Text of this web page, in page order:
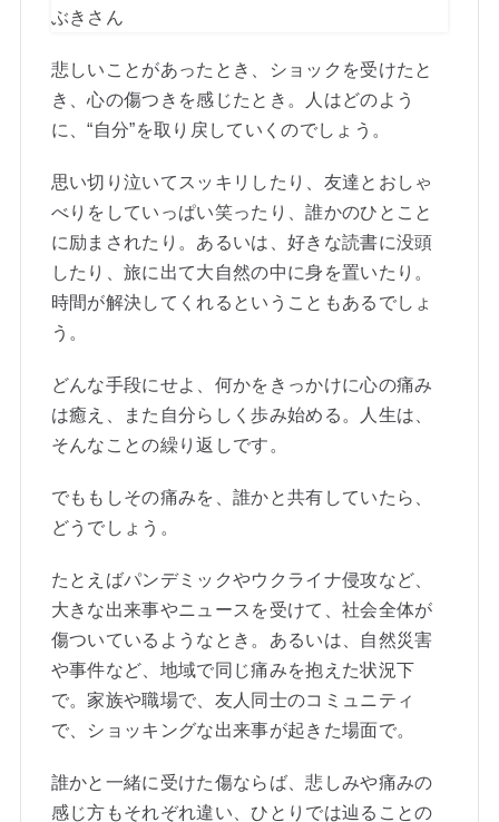
悲しいことがあったとき、ショックを受けたと
き、心の傷つきを感じたとき。人はどのよう
に、“自分”を取り戻していくのでしょう。
思い切り泣いてスッキリしたり、友達とおしゃ
べりをしていっぱい笑ったり、誰かのひとこと
に励まされたり。あるいは、好きな読書に没頭
したり、旅に出て大自然の中に身を置いたり。
時間が解決してくれるということもあるでしょ
う。
どんな手段にせよ、何かをきっかけに心の痛み
は癒え、また自分らしく歩み始める。人生は、
そんなことの繰り返しです。
でももしその痛みを、誰かと共有していたら、
どうでしょう。
たとえばパンデミックやウクライナ侵攻など、
大きな出来事やニュースを受けて、社会全体が
傷ついているようなとき。あるいは、自然災害
や事件など、地域で同じ痛みを抱えた状況下
で。家族や職場で、友人同士のコミュニティ
で、ショッキングな出来事が起きた場面で。
誰かと一緒に受けた傷ならば、悲しみや痛みの
感じ方もそれぞれ違い、ひとりでは辿ることの